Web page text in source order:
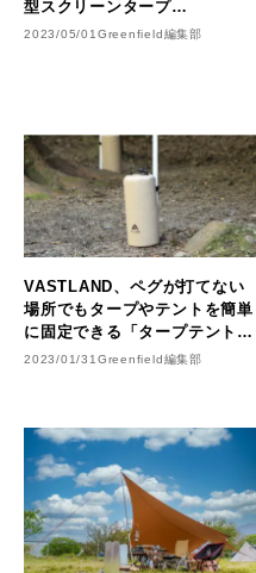
型スクリーンタープ
「Tradcanvasソーラーデビル
2023/05/01 Greenfield編集部
VASTLAND、ペグが打てない
場所でもタープやテントを簡単
に固定できる「タープテント用
ウォーターマルチウェイト」を
2023/01/31Greenfield編集部